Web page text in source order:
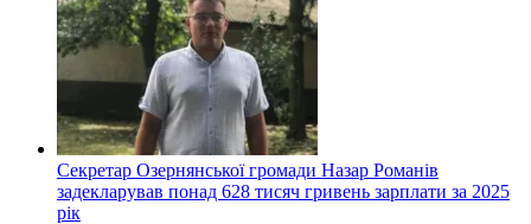
Секретар Озернянської громади Назар Романів
задекларував понад 628 тисяч гривень зарплати за 2025
рік